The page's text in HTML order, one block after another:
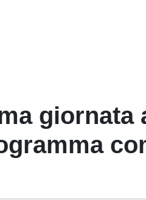
giornata